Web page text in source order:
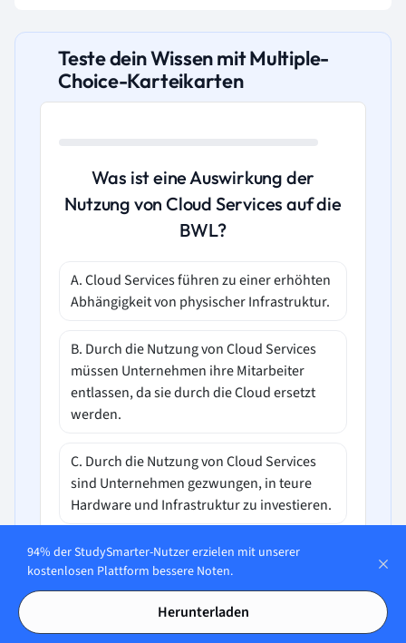
Teste dein Wissen mit Multiple-
Choice-Karteikarten
Was ist eine Auswirkung der
Nutzung von Cloud Services auf die
BWL?
A. Cloud Services führen zu einer erhöhten
Abhängigkeit von physischer Infrastruktur.
B. Durch die Nutzung von Cloud Services
müssen Unternehmen ihre Mitarbeiter
entlassen, da sie durch die Cloud ersetzt
werden.
C. Durch die Nutzung von Cloud Services
sind Unternehmen gezwungen, in teure
Hardware und Infrastruktur zu investieren.
D. Die Nutzung von Cloud Services kann
dazu führen, dass Unternehmen IT-
Ressourcen wie Speicherplatz und
Rechenkraft kaufen, ohne in teure
94% der StudySmarter-Nutzer erzielen mit unserer
kostenlosen Plattform bessere Noten.
Herunterladen